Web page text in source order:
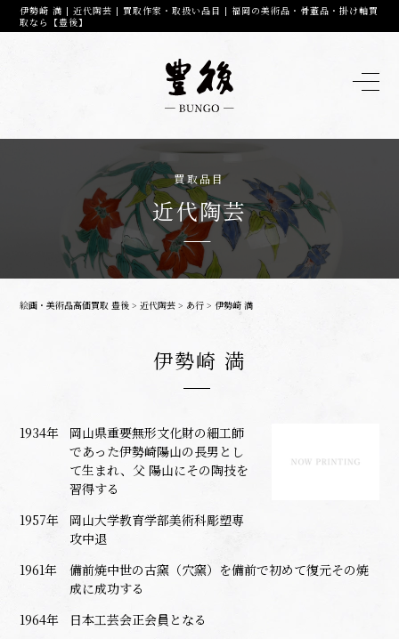
伊勢崎 満 | 近代陶芸 | 買取作家・取扱い品目 | 福岡の美術品・骨董品・掛け軸買
取なら【豊後】
買取品目
近代陶芸
絵画・美術品高価買取 豊後 >近代陶芸 > あ行 >伊勢崎 満
伊勢崎 満
1934年
岡山県重要無形文化財の細工師
であった伊勢崎陽山の長男とし
て生まれ、父 陽山にその陶技を
習得する
1957年
岡山大学教育学部美術科彫塑専
攻中退
1961年
備前焼中世の古窯（穴窯）を備前で初めて復元その焼
成に成功する
1964年
日本工芸会正会員となる